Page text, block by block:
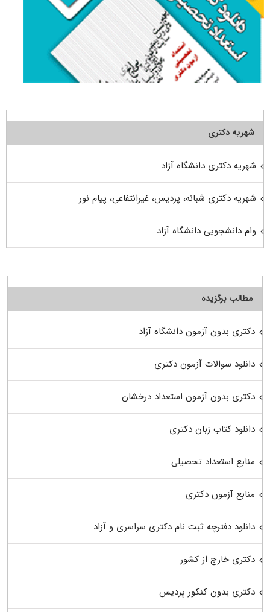
شهریه دکتری
شهریه دکتری دانشگاه آزاد
شهریه دکتری شبانه، پردیس، غیرانتفاعی، پیام نور
وام دانشجویی دانشگاه آزاد
مطالب برگزیده
دکتری بدون آزمون دانشگاه آزاد
دانلود سوالات آزمون دکتری
دکتری بدون آزمون استعداد درخشان
دانلود کتاب زبان دکتری
منابع استعداد تحصیلی
منابع آزمون دکتری
دانلود دفترچه ثبت نام دکتری سراسری و آزاد
دکتری خارج از کشور
دکتری بدون کنکور پردیس